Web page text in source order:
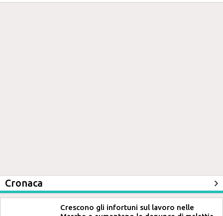
Cronaca
Crescono gli infortuni sul lavoro nelle